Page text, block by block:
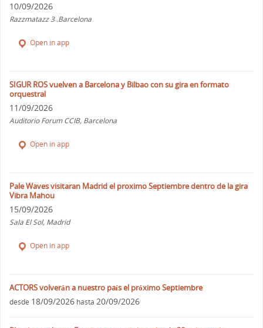
10/09/2026
Razzmatazz 3 .Barcelona
Open in app
SIGUR ROS vuelven a Barcelona y Bilbao con su gira en formato
orquestral
11/09/2026
Auditorio Forum CCIB, Barcelona
Open in app
Pale Waves visitaran Madrid el proximo Septiembre dentro de la gira
Vibra Mahou
15/09/2026
Sala El Sol, Madrid
Open in app
ACTORS volverán a nuestro país el próximo Septiembre
desde 18/09/2026 hasta 20/09/2026